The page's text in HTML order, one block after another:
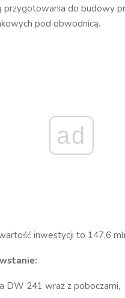
przygotowania do budowy
pod obwodnicą.
ad
inwestycji to 147,6
DW 241 wraz z poboczami,